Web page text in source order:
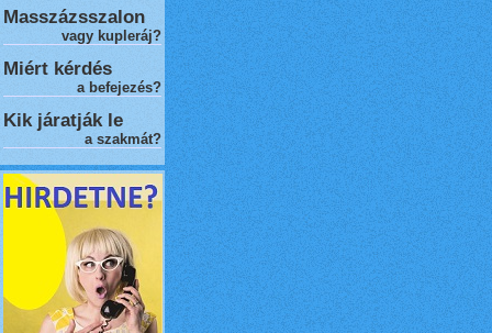
Masszázsszalon
vagy kupleráj?
Miért kérdés
a befejezés?
Kik járatják le
a szakmát?